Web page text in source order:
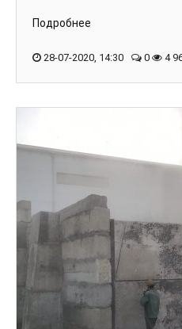
Подробнее
28-07-2020, 14:30 0 4